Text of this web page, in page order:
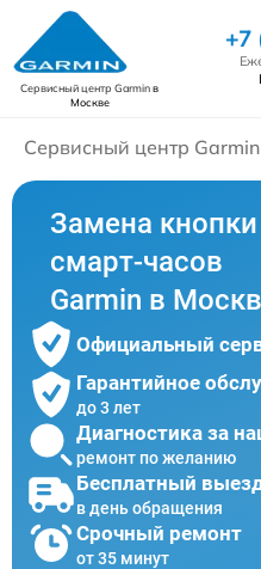
Сервисный центр Garminв
Москве
+7
Сервисный центр Garmin
Замена
смарт-часов
Garmin в
Официальный
Гарантийное
до 3 лет
Диагностика за
ремонт по желанию
Бесплатный
в день обращения
Срочный ремонт
от 35 минут